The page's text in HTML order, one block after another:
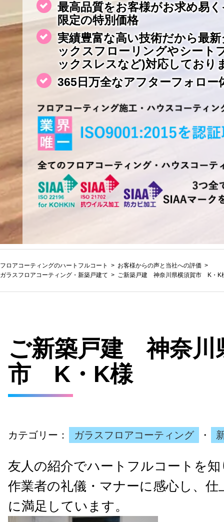
最高品質をお客様がお求め易
限定の特別価格
実績豊富な高い技術だから最
ックスフローリングやシート
ックスレスなど)対応しており
365日万全なアフターフォロー
フロアコーティングのハートフルコート
お客様からの声と当社への評価
ガラスフロアコーティング ・ 新築戸建て ご新築戸建 神奈川県横須賀市 K・K
ご新築戸建 神奈川
市 K・K様
カテゴリー： ガラスフロアコーティング ・
友人の紹介でハートフルコートを
作業者の礼儀・マナーに感心し、仕
に満足しています。